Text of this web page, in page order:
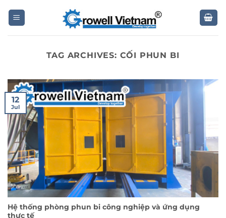
TAG ARCHIVES: CỐI PHUN BI
Hệ thống phòng phun bi công nghiệp và ứng dụng
thực tế
12
Jul